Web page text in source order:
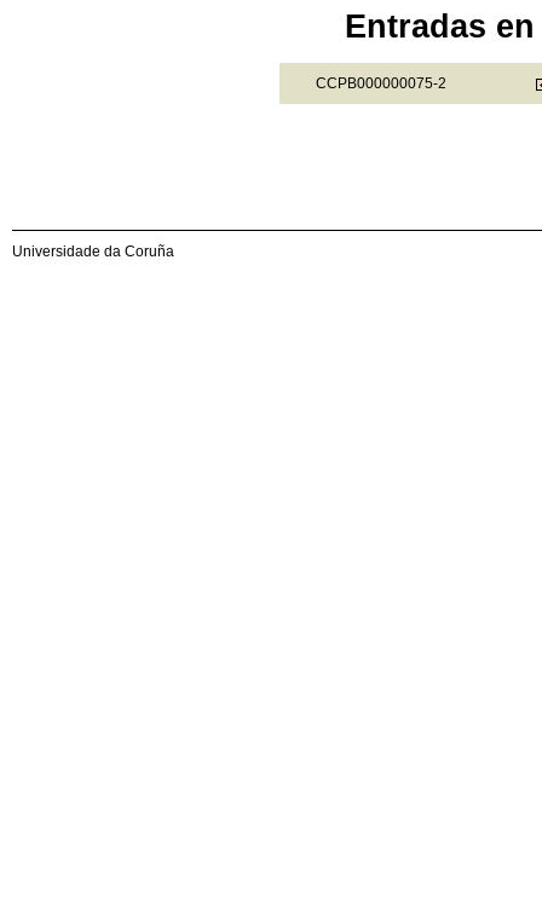
Entradas
CCPB000000075-2
Universidade da Coruña